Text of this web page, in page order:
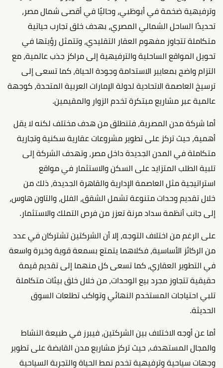
وترفيهية ضخمة في أبوظبي، وحاليًا في أقصى شمال مصر،
تحديدًا الساحل الشمالي المصري، بهدف خلق تجارب حياتية
متكاملة تتجاوز مفهوم العقار التقليدي، وتتمثل رؤيتها في
تحويل المواقع الساحلية والترفيهية إلى مراكز جذب عالمية، مع
التزام واضح بمعايير الاستدامة وجودة الحياة، كما تسعى إلى
ترسيخ العاصمة الاتحادية لدولة الإمارات العربية المتحدة، كوجهة
عالمية عبر مشاريع مبتكرة تخدم الزوار والمقيمين.
أما شركة مدن المصرية، فتنطلق من هدف مختلف لكنه لا يقل
أهمية، حيث تركز على تطوير مشروعات عقارية سكنية وتجارية
متكاملة في المدن الجديدة داخل مصر، وتهدف الشركة إلى
تلبية الطلب المتزايد على السكن والاستثمار في مواقع
استراتيجية مثل العاصمة الإدارية والقاهرة الجديدة، ذلك من
خلال تقديم وحدات متنوعة تشمل الشقق، الفلل، والتاون هاوس،
إلى جانب أنظمة سداد مرنة تعزز من فرص التملك والاستثمار.
على الرغم من اختلاف التوجه، إلا أن الشركتين تشتركان في عدد
من الركائز الأساسية، فكلاهما يتمتع بسمعة قوية وخبرة واسعة
في التطوير العقاري، كما تسعى كل منهما إلى تقديم قيمة
حقيقية تتجاوز مجرد بيع الوحدات، من خلال خلق بيئات متكاملة
تلبي احتياجات المستخدم النهائي وتواكب تطلعات السوق
الحديثة.
أما عن أوجه الاختلاف بين الشركتين، فيبرز في طبيعة النشاط
والمجال المستهدف، حيث تركز مشاريع مدن القابضة على تطوير
وجهات سياحية وترفيهية تخدم نمط الحياة والتجربة السياحية